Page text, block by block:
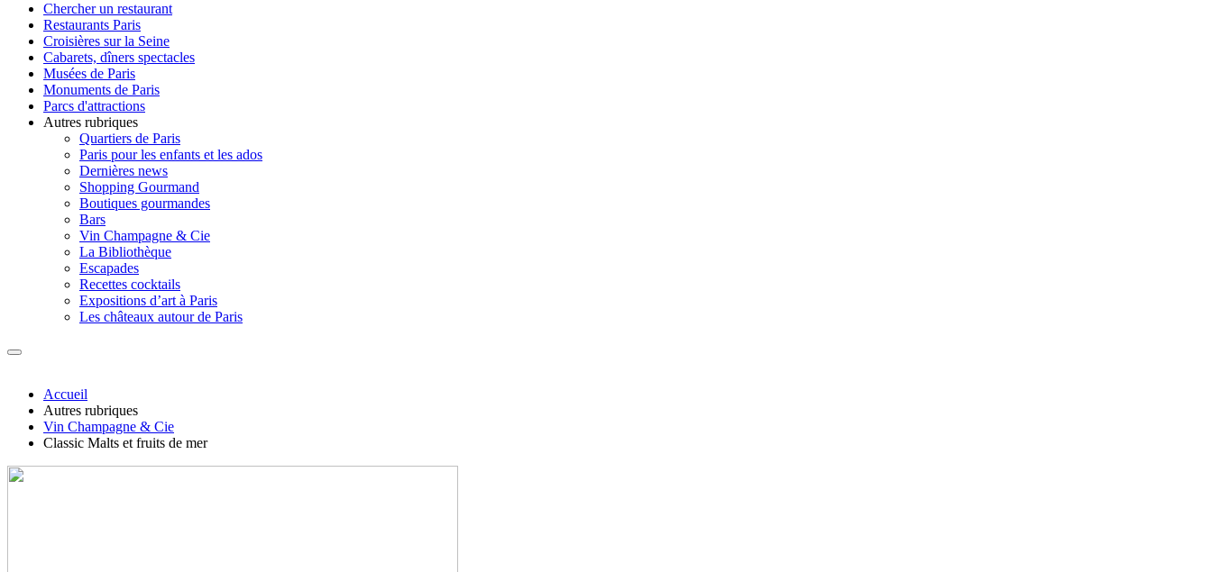
Chercher un restaurant
Restaurants Paris
Croisières sur la Seine
Cabarets, dîners spectacles
Musées de Paris
Monuments de Paris
Parcs d'attractions
Autres rubriques
Quartiers de Paris
Paris pour les enfants et les ados
Dernières news
Shopping Gourmand
Boutiques gourmandes
Bars
Vin Champagne & Cie
La Bibliothèque
Escapades
Recettes cocktails
Expositions d’art à Paris
Les châteaux autour de Paris
Accueil
Autres rubriques
Vin Champagne & Cie
Classic Malts et fruits de mer